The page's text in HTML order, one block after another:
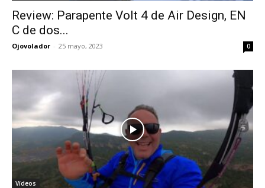
Review: Parapente Volt 4 de Air Design, EN
C de dos...
Ojovolador - 25 mayo, 2023 0
Vídeos